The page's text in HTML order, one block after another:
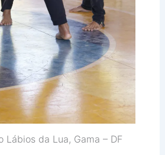
Lábios da Lua, Gama – DF